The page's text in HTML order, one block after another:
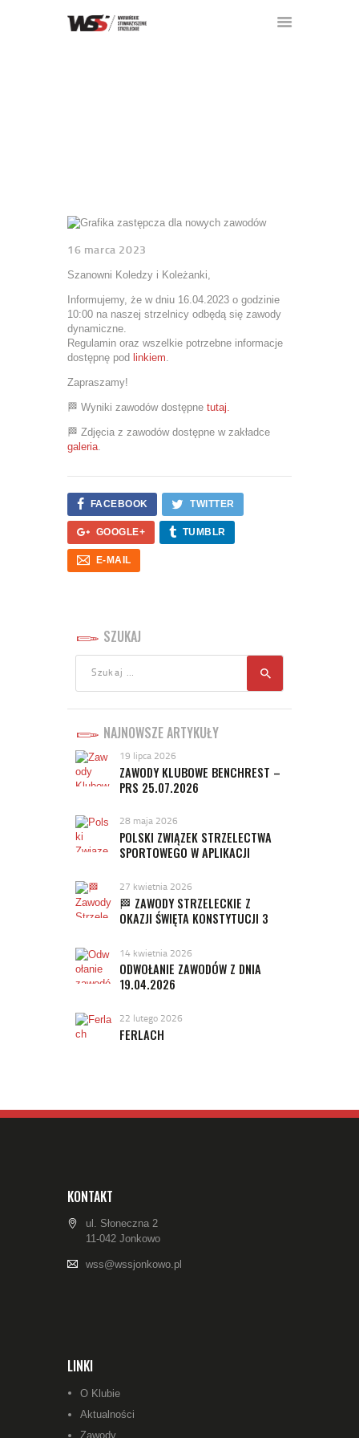
GALERIA
KONTAKT
FORUM
16 marca 2023
Szanowni Koledzy i Koleżanki,
Informujemy, że w dniu 16.04.2023 o godzinie
10:00 na naszej strzelnicy odbędą się zawody
dynamiczne.
Regulamin oraz wszelkie potrzebne informacje
dostępnę pod linkiem.
Zapraszamy!
🏁 Wyniki zawodów dostępne tutaj.
🏁 Zdjęcia z zawodów dostępne w zakładce
galeria.
FACEBOOK TWITTER
GOOGLE+ TUMBLR
E-MAIL
SZUKAJ
NAJNOWSZE ARTYKUŁY
19 lipca 2026
ZAWODY KLUBOWE BENCHREST –
PRS 25.07.2026
28 maja 2026
POLSKI ZWIĄZEK STRZELECTWA
SPORTOWEGO W APLIKACJI
27 kwietnia 2026
🏁 ZAWODY STRZELECKIE Z
OKAZJI ŚWIĘTA KONSTYTUCJI 3
14 kwietnia 2026
ODWOŁANIE ZAWODÓW Z DNIA
19.04.2026
22 lutego 2026
FERLACH
KONTAKT
ul. Słoneczna 2
11-042 Jonkowo
wss@wssjonkowo.pl
LINKI
O Klubie
Aktualności
Zawody